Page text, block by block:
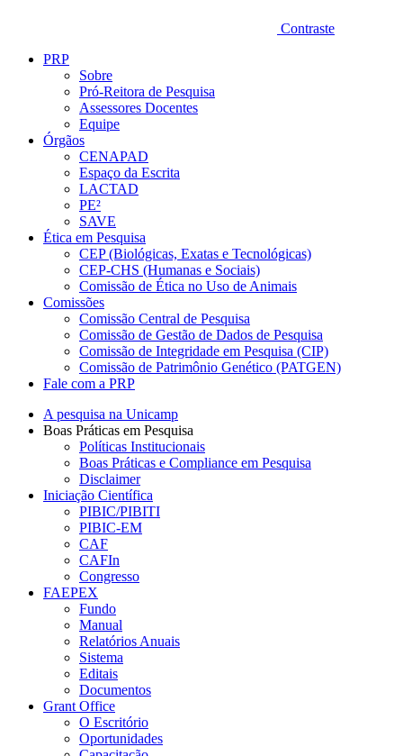
Contraste
PRP
Sobre
Pró-Reitora de Pesquisa
Assessores Docentes
Equipe
Órgãos
CENAPAD
Espaço da Escrita
LACTAD
PE²
SAVE
Ética em Pesquisa
CEP (Biológicas, Exatas e Tecnológicas)
CEP-CHS (Humanas e Sociais)
Comissão de Ética no Uso de Animais
Comissões
Comissão Central de Pesquisa
Comissão de Gestão de Dados de Pesquisa
Comissão de Integridade em Pesquisa (CIP)
Comissão de Patrimônio Genético (PATGEN)
Fale com a PRP
A pesquisa na Unicamp
Boas Práticas em Pesquisa
Políticas Institucionais
Boas Práticas e Compliance em Pesquisa
Disclaimer
Iniciação Científica
PIBIC/PIBITI
PIBIC-EM
CAF
CAFIn
Congresso
FAEPEX
Fundo
Manual
Relatórios Anuais
Sistema
Editais
Documentos
Grant Office
O Escritório
Oportunidades